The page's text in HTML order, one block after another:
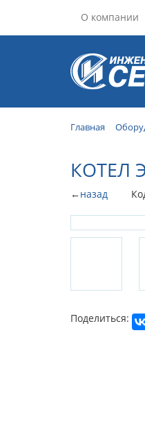
О компании
Главная
КОТЕЛ
←назад